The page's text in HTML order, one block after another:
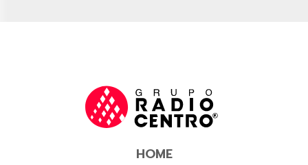
HOME